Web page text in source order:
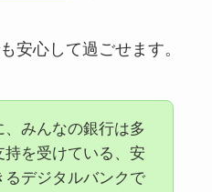
安心して過ごせます。
、みんなの銀行は多
持を受けている、安
るデジタルバンクで